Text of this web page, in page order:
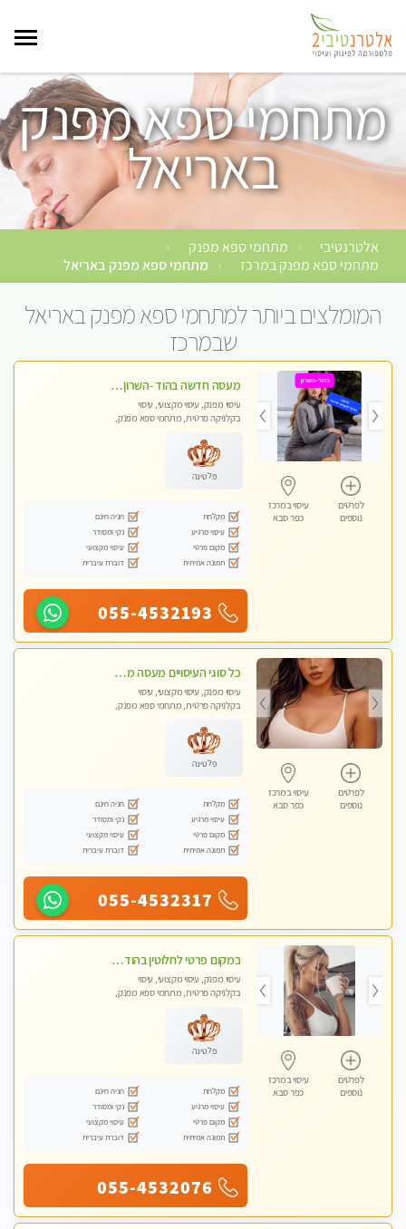
מתחמי ספא מפנק
באריאל
אלטרנטיבי › מתחמי ספא מפנק ›
מתחמי ספא מפנק במרכז › מתחמי ספא מפנק באריאל
המומלצים ביותר למתחמי ספא מפנק באריאל
שבמרכז
לפרטים
נוספים
עיסוי במרכז
כפר סבא
מעסה חדשה בהוד -השרון כל סוגי העיסויים מעסה מקצועית ואיכותית פרטי!!!מומלץ לחלוטין!!
עיסוי מפנק, עיסוי מקצועי, עיסוי
בקלניקה פרטית, מתחמי ספא מפנק,
פלטינה
מקלחת
חניה חינם
עיסוי מרגיע
נקי ומסודר
מקום פרטי
עיסוי מקצועי
תמונה אמיתית
דוברת עיברית
055-4532193
לפרטים
נוספים
עיסוי במרכז
כפר סבא
כל סוגי העיסויים מעסה מקצועית ואיכותית פרטי!!!
עיסוי מפנק, עיסוי מקצועי, עיסוי
בקלניקה פרטית, מתחמי ספא מפנק,
פלטינה
מקלחת
חניה חינם
עיסוי מרגיע
נקי ומסודר
מקום פרטי
עיסוי מקצועי
תמונה אמיתית
דוברת עיברית
055-4532317
לפרטים
נוספים
עיסוי במרכז
כפר סבא
במקום פרטי לחלוטין בהוד השרון באווירה שקטה ונעימה לחוויה של רוגע מפנק מומלץ מאוד מאוד
עיסוי מפנק, עיסוי מקצועי, עיסוי
בקלניקה פרטית, מתחמי ספא מפנק,
פלטינה
מקלחת
חניה חינם
עיסוי מרגיע
נקי ומסודר
מקום פרטי
עיסוי מקצועי
תמונה אמיתית
דוברת עיברית
055-4532076